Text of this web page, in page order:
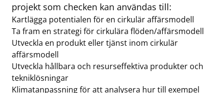
projekt som checken kan användas till:
Kartlägga potentialen för en cirkulär affärsmodell
Ta fram en strategi för cirkulära flöden/affärsmodell
Utveckla en produkt eller tjänst inom cirkulär
affärsmodell
Utveckla hållbara och resurseffektiva produkter och
tekniklösningar
Klimatanpassning för att analysera hur till exempel